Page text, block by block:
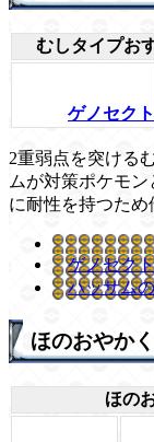
むしタイプお
ゲノセクト
2重弱点を突ける
ムが対策ポケモ
に耐性を持つため
ゲノセク
ハッサム
ほのおやか
ほの